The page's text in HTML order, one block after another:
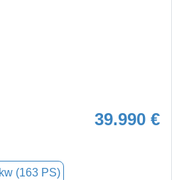
39.990 €
(163 PS)